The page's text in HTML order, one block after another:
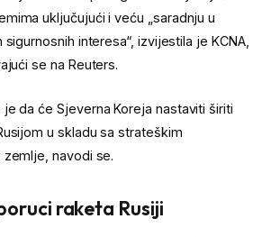
uključujući i veću „saradnju u
interesa“, izvijestila je KCNA,
se na Reuters.
da će Sjeverna Koreja nastaviti širiti
u skladu sa strateškim
navodi se.
raketa Rusiji